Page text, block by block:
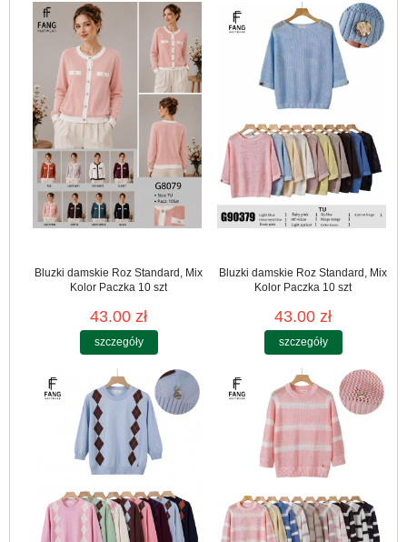
Bluzki damskie Roz Standard, Mix
Kolor Paczka 10 szt
43.00 zł
szczegóły
Bluzki damskie Roz Standard, Mix
Kolor Paczka 10 szt
43.00 zł
szczegóły